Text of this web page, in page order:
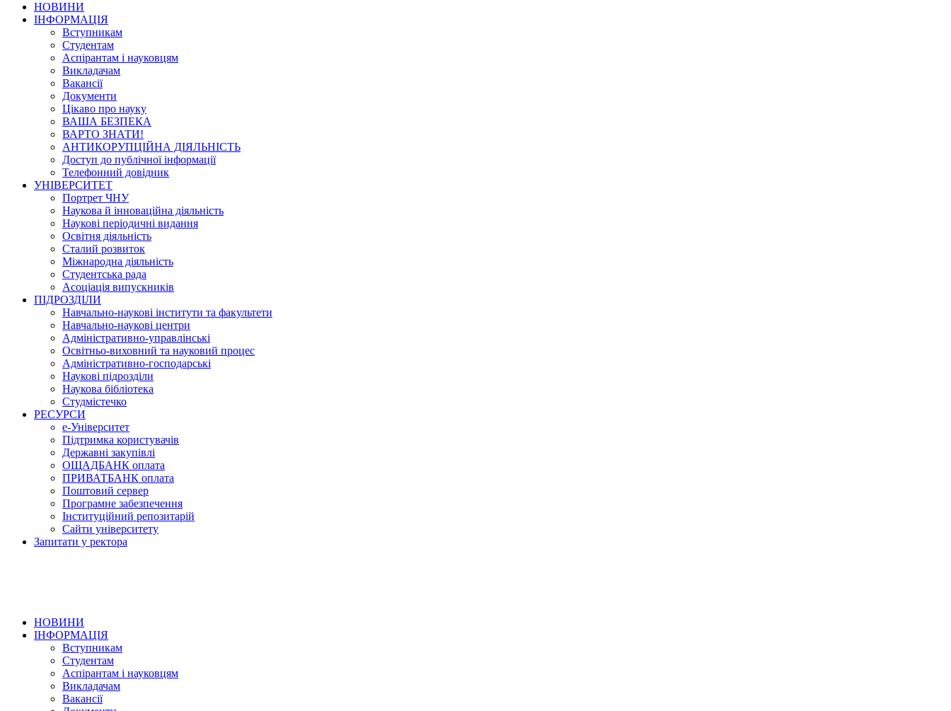
НОВИНИ
ІНФОРМАЦІЯ
Вступникам
Студентам
Аспірантам і науковцям
Викладачам
Вакансії
Документи
Цікаво про науку
ВАША БЕЗПЕКА
ВАРТО ЗНАТИ!
АНТИКОРУПЦІЙНА ДІЯЛЬНІСТЬ
Доступ до публічної інформації
Телефонний довідник
УНІВЕРСИТЕТ
Портрет ЧНУ
Наукова й інноваційна діяльність
Наукові періодичні видання
Освітня діяльність
Сталий розвиток
Міжнародна діяльність
Студентська рада
Асоціація випускників
ПІДРОЗДІЛИ
Навчально-наукові інститути та факультети
Навчально-наукові центри
Адміністративно-управлінські
Освітньо-виховний та науковий процес
Адміністративно-господарські
Наукові підрозділи
Наукова бібліотека
Студмістечко
РЕСУРСИ
е-Університет
Підтримка користувачів
Державні закупівлі
ОЩАДБАНК оплата
ПРИВАТБАНК оплата
Поштовий сервер
Програмне забезпечення
Інституційний репозитарій
Сайти університету
Запитати у ректора
НОВИНИ
ІНФОРМАЦІЯ
Вступникам
Студентам
Аспірантам і науковцям
Викладачам
Вакансії